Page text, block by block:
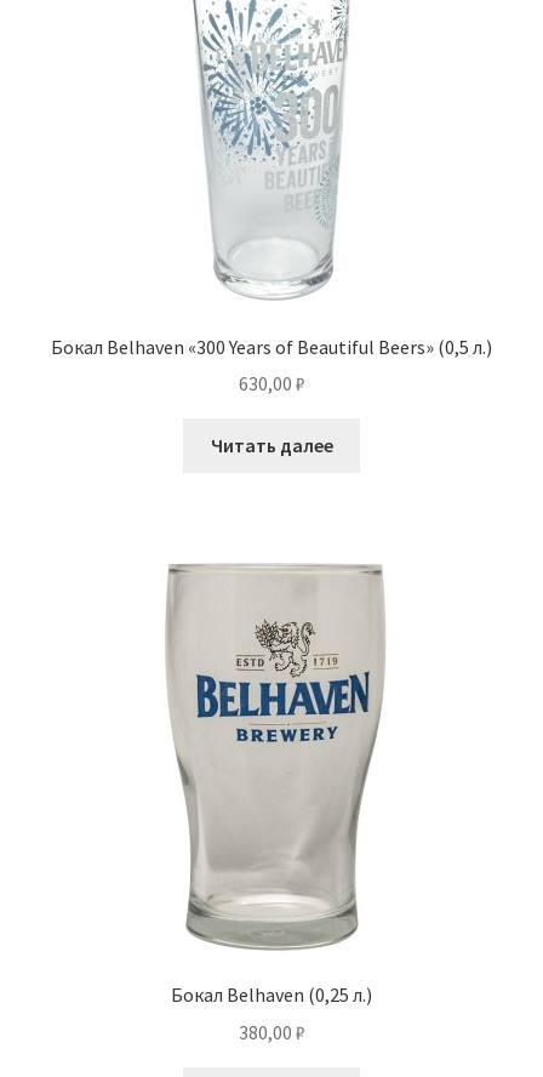
Бокал Belhaven «300 Years of Beautiful Beers» (0,5 л.)
630,00 ₽
Читать далее
Бокал Belhaven (0,25 л.)
380,00 ₽